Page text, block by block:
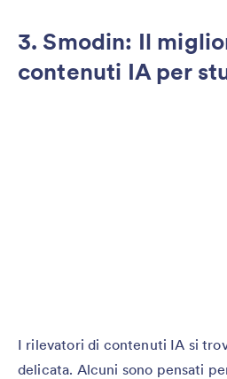
3. Smodin: Il
contenuti IA per
I rilevatori di contenuti IA si
delicata. Alcuni sono pensati